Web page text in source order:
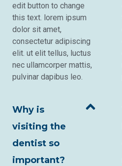
edit button to change
this text. lorem ipsum
dolor sit amet,
consectetur adipiscing
elit. ut elit tellus, luctus
nec ullamcorper mattis,
pulvinar dapibus leo.
Why is
visiting the
dentist so
important?